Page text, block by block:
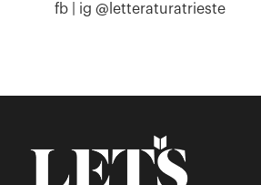
fb | ig @letteraturatrieste